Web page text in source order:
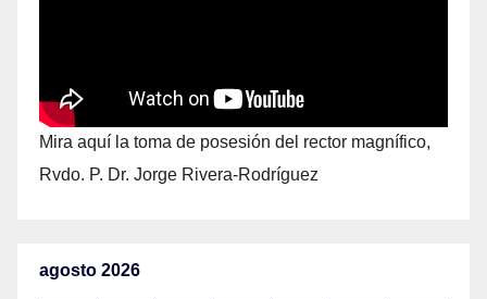
Mira aquí la toma de posesión del rector magnífico,
Rvdo. P. Dr. Jorge Rivera-Rodríguez
agosto 2026